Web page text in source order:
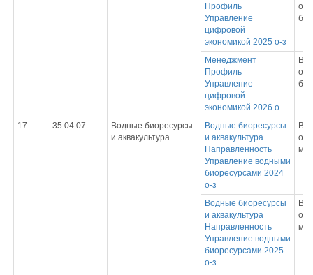
Профиль
Управление
цифровой
экономикой 2025 о-з
Менеджмент
Профиль
Управление
цифровой
экономикой 2026 о
17 35.04.07
Водные биоресурсы
и аквакультура
Водные биоресурсы
и аквакультура
Направленность
Управление водными
биоресурсами 2024
о-з
Водные биоресурсы
и аквакультура
Направленность
Управление водными
биоресурсами 2025
о-з